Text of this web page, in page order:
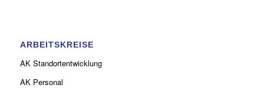
ARBEITSKREISE
AK Standortentwicklung
AK Personal